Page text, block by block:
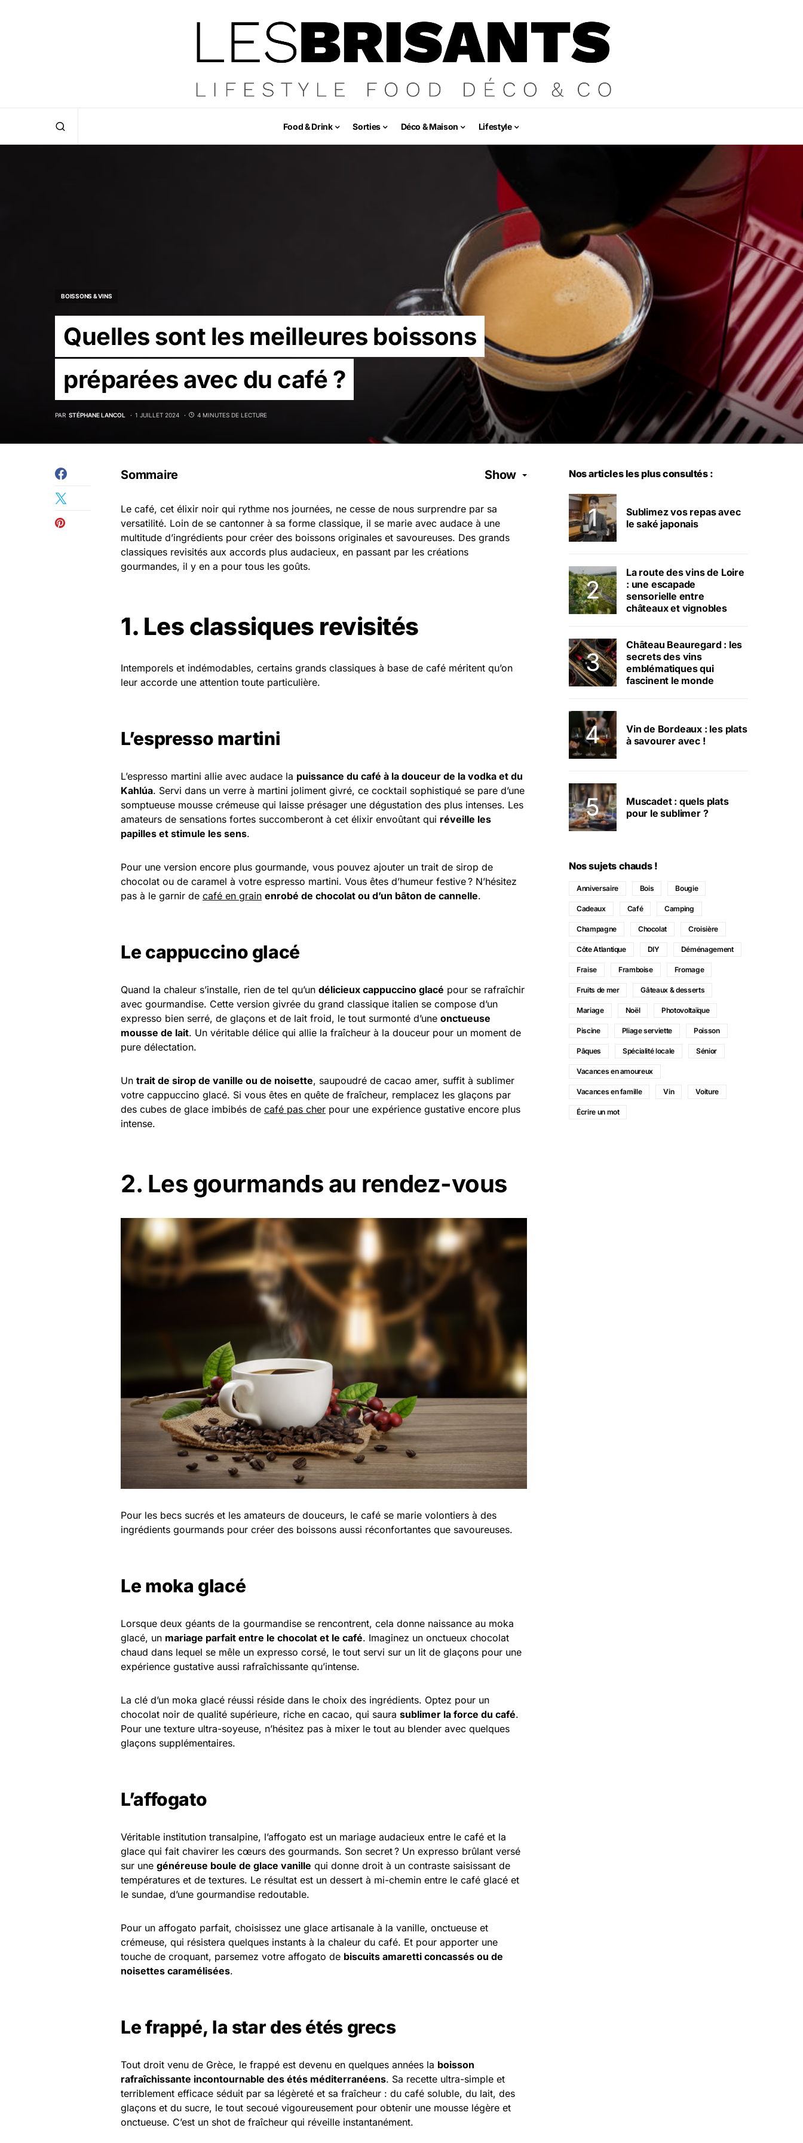
Food & Drink Sorties Déco & Maison Lifestyle
BOISSONS & VINS
Quelles sont les meilleures boissons
préparées avec du café ?
PAR STÉPHANE LANCOL 1 JUILLET 2024 4 MINUTES DE LECTURE
Sommaire Show
Le café, cet élixir noir qui rythme nos journées, ne cesse de nous surprendre par sa
versatilité. Loin de se cantonner à sa forme classique, il se marie avec audace à une
multitude d’ingrédients pour créer des boissons originales et savoureuses. Des grands
classiques revisités aux accords plus audacieux, en passant par les créations
gourmandes, il y en a pour tous les goûts.
1. Les classiques revisités
Intemporels et indémodables, certains grands classiques à base de café méritent qu’on
leur accorde une attention toute particulière.
L’espresso martini
L’espresso martini allie avec audace la puissance du café à la douceur de la vodka et du
Kahlúa. Servi dans un verre à martini joliment givré, ce cocktail sophistiqué se pare d’une
somptueuse mousse crémeuse qui laisse présager une dégustation des plus intenses. Les
amateurs de sensations fortes succomberont à cet élixir envoûtant qui réveille les
papilles et stimule les sens.
Pour une version encore plus gourmande, vous pouvez ajouter un trait de sirop de
chocolat ou de caramel à votre espresso martini. Vous êtes d’humeur festive ? N’hésitez
pas à le garnir de café en grain enrobé de chocolat ou d’un bâton de cannelle.
Le cappuccino glacé
Quand la chaleur s’installe, rien de tel qu’un délicieux cappuccino glacé pour se rafraîchir
avec gourmandise. Cette version givrée du grand classique italien se compose d’un
expresso bien serré, de glaçons et de lait froid, le tout surmonté d’une onctueuse
mousse de lait. Un véritable délice qui allie la fraîcheur à la douceur pour un moment de
pure délectation.
Un trait de sirop de vanille ou de noisette, saupoudré de cacao amer, suffit à sublimer
votre cappuccino glacé. Si vous êtes en quête de fraîcheur, remplacez les glaçons par
des cubes de glace imbibés de café pas cher pour une expérience gustative encore plus
intense.
2. Les gourmands au rendez-vous
Pour les becs sucrés et les amateurs de douceurs, le café se marie volontiers à des
ingrédients gourmands pour créer des boissons aussi réconfortantes que savoureuses.
Le moka glacé
Lorsque deux géants de la gourmandise se rencontrent, cela donne naissance au moka
glacé, un mariage parfait entre le chocolat et le café. Imaginez un onctueux chocolat
chaud dans lequel se mêle un expresso corsé, le tout servi sur un lit de glaçons pour une
expérience gustative aussi rafraîchissante qu’intense.
La clé d’un moka glacé réussi réside dans le choix des ingrédients. Optez pour un
chocolat noir de qualité supérieure, riche en cacao, qui saura sublimer la force du café.
Pour une texture ultra-soyeuse, n’hésitez pas à mixer le tout au blender avec quelques
glaçons supplémentaires.
L’affogato
Véritable institution transalpine, l’affogato est un mariage audacieux entre le café et la
glace qui fait chavirer les cœurs des gourmands. Son secret ? Un expresso brûlant versé
sur une généreuse boule de glace vanille qui donne droit à un contraste saisissant de
températures et de textures. Le résultat est un dessert à mi-chemin entre le café glacé et
le sundae, d’une gourmandise redoutable.
Pour un affogato parfait, choisissez une glace artisanale à la vanille, onctueuse et
crémeuse, qui résistera quelques instants à la chaleur du café. Et pour apporter une
touche de croquant, parsemez votre affogato de biscuits amaretti concassés ou de
noisettes caramélisées.
Le frappé, la star des étés grecs
Tout droit venu de Grèce, le frappé est devenu en quelques années la boisson
rafraîchissante incontournable des étés méditerranéens. Sa recette ultra-simple et
terriblement efficace séduit par sa légèreté et sa fraîcheur : du café soluble, du lait, des
glaçons et du sucre, le tout secoué vigoureusement pour obtenir une mousse légère et
onctueuse. C’est un shot de fraîcheur qui réveille instantanément.
Nos articles les plus consultés :
Sublimez vos repas avec
le saké japonais
La route des vins de Loire
: une escapade
sensorielle entre
châteaux et vignobles
Château Beauregard : les
secrets des vins
emblématiques qui
fascinent le monde
Vin de Bordeaux : les plats
à savourer avec !
Muscadet : quels plats
pour le sublimer ?
Nos sujets chauds !
Anniversaire Bois Bougie
Cadeaux Café Camping
Champagne Chocolat Croisière
Côte Atlantique DIY Déménagement
Fraise Framboise Fromage
Fruits de mer Gâteaux & desserts
Mariage Noël Photovoltaïque
Piscine Pliage serviette Poisson
Pâques Spécialité locale Sénior
Vacances en amoureux
Vacances en famille Vin Voiture
Écrire un mot